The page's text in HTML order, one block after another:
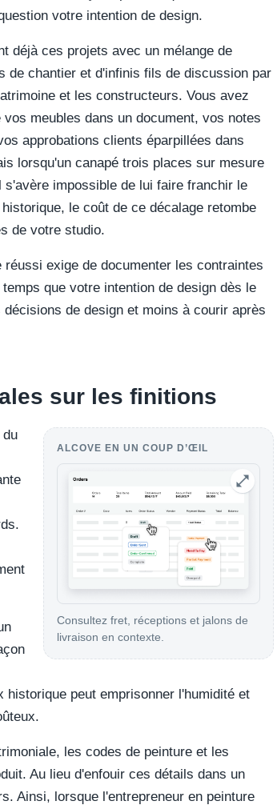
votre intention de design.
déjà ces projets avec un mélange de
de chantier et d'infinis fils de discussion par
et les constructeurs. Vous avez
meubles dans un document, vos notes
approbations clients éparpillées dans
lorsqu'un canapé trois places sur mesure
impossible de lui faire franchir le
le coût de ce décalage retombe
de votre studio.
exige de documenter les contraintes
que votre intention de design dès le
de design et moins à courir après
sur les finitions
ALCOVE EN UN COUP D’ŒIL
Consultez fret, réceptions et jalons de
livraison en contexte.
peut emprisonner l'humidité et
les codes de peinture et les
Au lieu d'enfouir ces détails dans un
Ainsi, lorsque l'entrepreneur en peinture